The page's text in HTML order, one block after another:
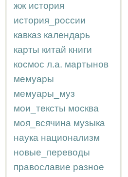
жж история
история_россии
кавказ календарь
карты китай книги
космос л.а. мартынов
мемуары
мемуары_муз
мои_тексты москва
моя_всячина музыка
наука национализм
новые_переводы
православие разное